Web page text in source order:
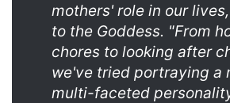
mothers' role in our
to the Goddess. "From
chores to looking after
we've tried portraying a
multi-faceted